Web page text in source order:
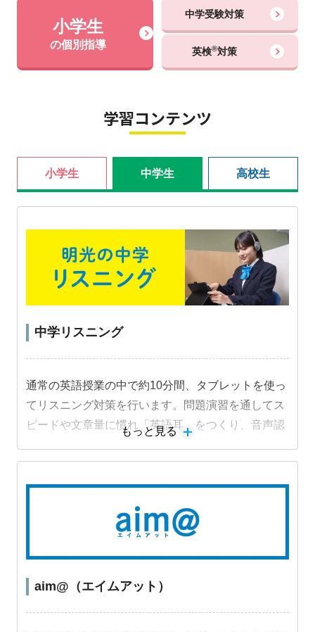
小学生
の個別指導
中学受験対策
英検®対策
学習コンテンツ
小学生 中学生 高校生
中学リスニング
通常の英語授業の中で約10分間、タブレットを使っ
てリスニング対策を行います。問題演習を通してス
ピードや文章量に慣れ「英語耳」をつくり、音声認
つけます。
もっと見る
aim@（エイムアット）